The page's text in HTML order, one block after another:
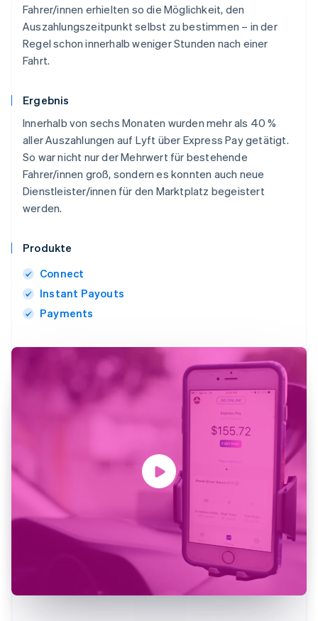
Fahrer/innen erhielten so die Möglichkeit, den
Auszahlungszeitpunkt selbst zu bestimmen – in der
Regel schon innerhalb weniger Stunden nach einer
Fahrt.
Ergebnis
Innerhalb von sechs Monaten wurden mehr als 40 %
aller Auszahlungen auf Lyft über Express Pay getätigt.
So war nicht nur der Mehrwert für bestehende
Fahrer/innen groß, sondern es konnten auch neue
Dienstleister/innen für den Marktplatz begeistert
werden.
Produkte
Connect
Instant Payouts
Payments
NederlandsFrançaisDeutschEnglish